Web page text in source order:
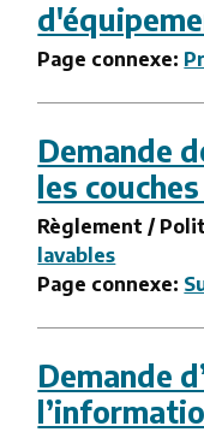
Page connexe:
Demande
les
Règlement /
lavables
Page connexe:
Demande